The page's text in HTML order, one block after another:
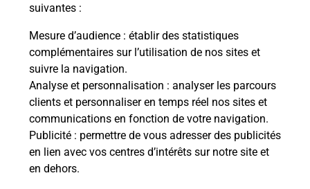
suivantes :
Mesure d’audience : établir des statistiques
complémentaires sur l’utilisation de nos sites et
suivre la navigation.
Analyse et personnalisation : analyser les parcours
clients et personnaliser en temps réel nos sites et
communications en fonction de votre navigation.
Publicité : permettre de vous adresser des publicités
en lien avec vos centres d’intérêts sur notre site et
en dehors.
modification de livraison ?
Comment La Poste participe-t-elle
à votre sécurité au quotidien ?
Puis-je passer mon code de la route
avec La Poste et sous quelles
conditions ?